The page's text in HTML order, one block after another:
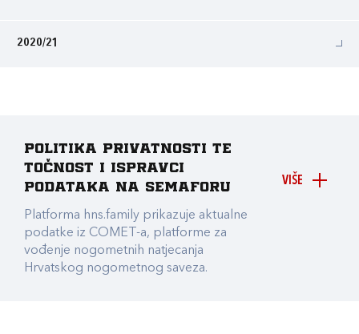
2020/21
VIŠE
Politika privatnosti te
točnost i ispravci
podataka na Semaforu
Platforma hns.family prikazuje aktualne
podatke iz COMET-a, platforme za
vođenje nogometnih natjecanja
Hrvatskog nogometnog saveza.